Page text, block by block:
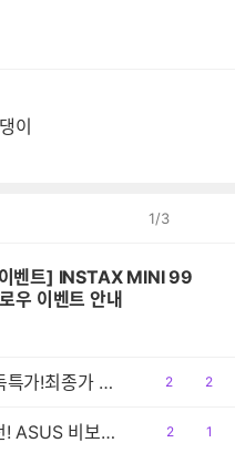
이
1/3
벤트] INSTAX MINI 99
우 이벤트 안내
[방구석PC 풀옵션 패키지 단독특가!최종가 1만2천!] 모바 전동칫솔 MOVA Fresh Pro 실버 무선 터치 IPX7 방수 10단계 진동 음파 전동칫솔
공
2
댓
2
[쿠팡]여름방학·휴가 시즌 추천! ASUS 비보북 16 특가
공
2
댓1